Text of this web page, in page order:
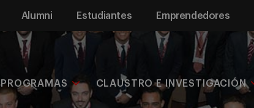
Alumni Estudiantes Emprendedores
PROGRAMAS CLAUSTRO E INVESTIGACIÓN